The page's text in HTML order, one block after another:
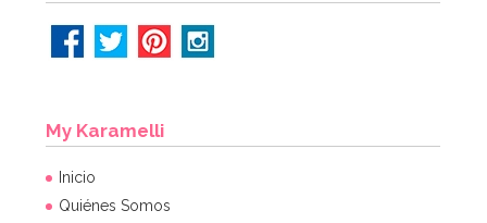
My Karamelli
Inicio
Quiénes Somos